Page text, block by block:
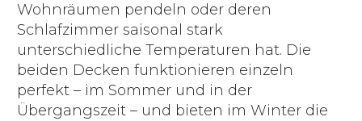
Wohnräumen pendeln oder deren
Schlafzimmer saisonal stark
unterschiedliche Temperaturen hat. Die
beiden Decken funktionieren einzeln
perfekt – im Sommer und in der
Übergangszeit – und bieten im Winter die